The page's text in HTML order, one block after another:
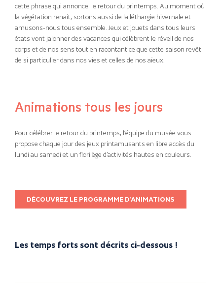
cette phrase qui annonce le retour du printemps. Au moment où
la végétation renait, sortons aussi de la léthargie hivernale et
amusons-nous tous ensemble. Jeux et jouets dans tous leurs
états vont jalonner des vacances qui célèbrent le réveil de nos
corps et de nos sens tout en racontant ce que cette saison revêt
de si particulier dans nos vies et celles de nos aïeux.
Animations tous les jours
Pour célébrer le retour du printemps, l’équipe du musée vous
propose chaque jour des jeux printamusants en libre accès du
lundi au samedi et un florilège d’activités hautes en couleurs.
DÉCOUVREZ LE PROGRAMME D’ANIMATIONS
Les temps forts sont décrits ci-dessous !